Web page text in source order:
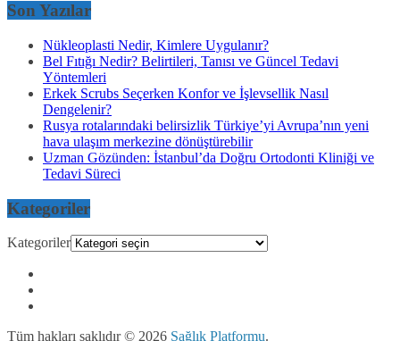
Son Yazılar
Nükleoplasti Nedir, Kimlere Uygulanır?
Bel Fıtığı Nedir? Belirtileri, Tanısı ve Güncel Tedavi
Yöntemleri
Erkek Scrubs Seçerken Konfor ve İşlevsellik Nasıl
Dengelenir?
Rusya rotalarındaki belirsizlik Türkiye’yi Avrupa’nın yeni
hava ulaşım merkezine dönüştürebilir
Uzman Gözünden: İstanbul’da Doğru Ortodonti Kliniği ve
Tedavi Süreci
Kategoriler
Kategoriler
Tüm hakları saklıdır © 2026 Sağlık Platformu.